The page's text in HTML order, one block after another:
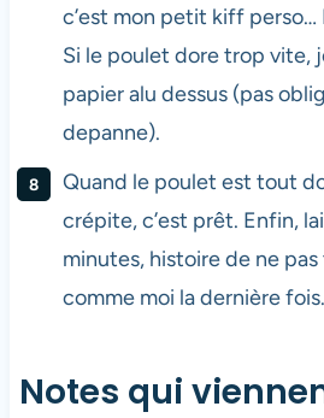
c’est mon petit kiff perso…
Si le poulet dore trop vite,
papier alu dessus (pas
depanne).
Quand le poulet est tout
crépite, c’est prêt. Enfin,
minutes, histoire de ne
comme moi la dernière fois.
Notes qui